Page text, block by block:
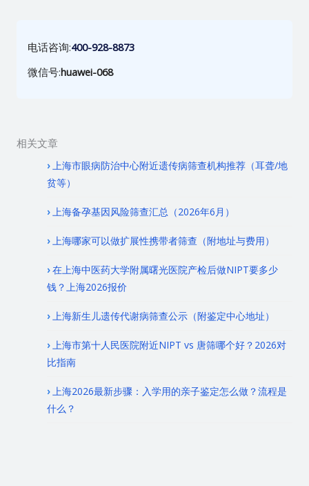
电话咨询:400-928-8873
微信号:huawei-068
相关文章
上海市眼病防治中心附近遗传病筛查机构推荐（耳聋/地
贫等）
上海备孕基因风险筛查汇总（2026年6月）
上海哪家可以做扩展性携带者筛查（附地址与费用）
在上海中医药大学附属曙光医院产检后做NIPT要多少
钱？上海2026报价
上海新生儿遗传代谢病筛查公示（附鉴定中心地址）
上海市第十人民医院附近NIPT vs 唐筛哪个好？2026对
比指南
上海2026最新步骤：入学用的亲子鉴定怎么做？流程是
什么？